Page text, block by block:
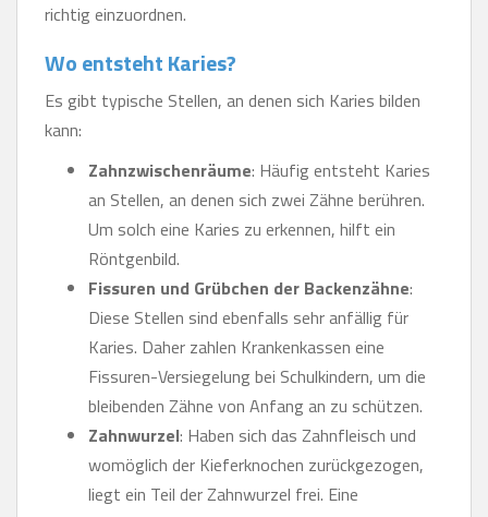
richtig einzuordnen.
Wo entsteht Karies?
Es gibt typische Stellen, an denen sich Karies bilden
kann:
Zahnzwischenräume: Häufig entsteht Karies
an Stellen, an denen sich zwei Zähne berühren.
Um solch eine Karies zu erkennen, hilft ein
Röntgenbild.
Fissuren und Grübchen der Backenzähne:
Diese Stellen sind ebenfalls sehr anfällig für
Karies. Daher zahlen Krankenkassen eine
Fissuren-Versiegelung bei Schulkindern, um die
bleibenden Zähne von Anfang an zu schützen.
Zahnwurzel: Haben sich das Zahnfleisch und
womöglich der Kieferknochen zurückgezogen,
liegt ein Teil der Zahnwurzel frei. Eine